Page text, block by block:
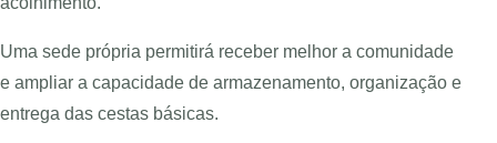
Uma sede própria permitirá receber melhor a comunidade
e ampliar a capacidade de armazenamento, organização e
entrega das cestas básicas.